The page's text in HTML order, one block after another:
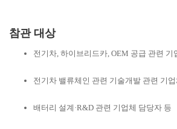
참관 대상
전기차, 하이브리드카, OEM 공급 관련 기
전기차 밸류체인 관련 기술개발 관련 기
배터리 설계·R&D 관련 기업체 담당자 등